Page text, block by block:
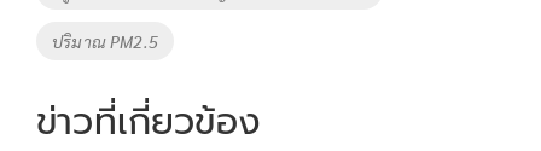
k k
ปริมาณ PM2.5
ข่าวที่เกี่ยวข้อง